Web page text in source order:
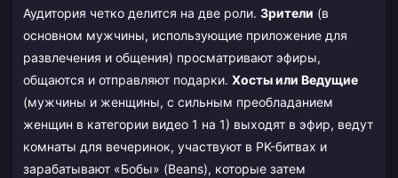
Аудитория четко делится на две роли. Зрители (в
основном мужчины, использующие приложение для
развлечения и общения) просматривают эфиры,
общаются и отправляют подарки. Хосты или Ведущие
(мужчины и женщины, с сильным преобладанием
женщин в категории видео 1 на 1) выходят в эфир, ведут
комнаты для вечеринок, участвуют в PK-битвах и
зарабатывают «Бобы» (Beans), которые затем